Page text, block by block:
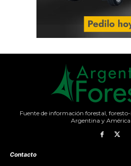
Fuente de información forestal,
Argentina y
Contacto